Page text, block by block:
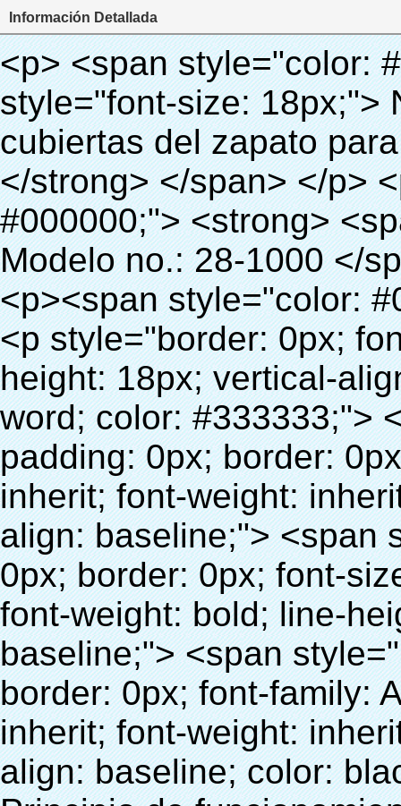
Información Detallada
<p> <span style="color: #000000;"> <strong> <span style="font-size: 18px;"> Nombre del producto: PVC cubiertas del zapato para Cubierta Dispenser </span> </strong> </span> </p> <p> <span style="color: #000000;"> <strong> <span style="font-size: 18px;"> Modelo no.: 28-1000 </span> </strong> </span> </p> <p><span style="color: #000000;">&nbsp;</span></p> <p style="border: 0px; font-family: Arial, Helvetica; line-height: 18px; vertical-align: baseline; word-wrap: break-word; color: #333333;"> <span style="margin: 0px; padding: 0px; border: 0px; font-size: 16px; font-style: inherit; font-weight: inherit; line-height: 24px; vertical-align: baseline;"> <span style="margin: 0px; padding: 0px; border: 0px; font-size: inherit; font-style: inherit; font-weight: bold; line-height: 24px; vertical-align: baseline;"> <span style="margin: 0px; padding: 0px; border: 0px; font-family: Arial; font-size: inherit; font-style: inherit; font-weight: inherit; line-height: 24px; vertical-align: baseline; color: black; background: lime;"> Principio de funcionamiento: </span> </span> </span> &nbsp;<span style="margin: 0px; padding: 0px; border: 0px; font-family: Arial; font-size: 14px; font-style: inherit; font-weight: inherit; line-height: 21px; vertical-align: baseline;"> Utilizar el principio de que la película retráctil se reducirá a la temperatura apropiada. Nuestra máquina de la cubierta <span style="margin: 0px; padding: 0px; border: 0px; font-size: inherit; font-style: inherit; font-weight: inherit; line-height: 21px; vertical-align: baseline;"> salidas y corta automáticamente la película y proporcionar aire caliente, </span> Sólo toma unos segundos para dejar la película volverá cubierta del zapato y cubierta tuyo zapatos. </span></p> <p style="border: 0px; font-family: Arial, Helvetica; line-height: 18px; vertical-align: baseline; word-wrap: break-word; color: #333333;"> <span style="margin: 0px; padding: 0px; border: 0px; font-family: Arial; font-size: 14px; font-style: inherit; font-weight: inherit; line-height: 21px; vertical-align: baseline;"> Este zapato cubierta puede <span style="margin: 0px; padding: 0px; border: 0px; font-size: inherit; font-style: inherit; font-weight: inherit; line-height: 21px; vertical-align: baseline;"> cubren los zapatos de diferentes tamaños, una capa de película cubrirá la parte inferior del zapato. </span> </span> </p> <p style="border: 0px; font-family: Arial, Helvetica; line-height: 18px; vertical-align: baseline; word-wrap: break-word; color: #333333;">&nbsp;</p> <p style="border: 0px; font-family: Arial, Helvetica; line-height: 18px; vertical-align: baseline; word-wrap: break-word; color: #333333;"> <span style="margin: 0px; padding: 0px; border: 0px; font-family: Arial; font-size: 16px; font-style: inherit; font-weight: inherit; line-height: 24px; vertical-align: baseline;"> <span style="margin: 0px; padding: 0px; border: 0px; font-size: inherit; font-style: inherit; font-weight: inherit; line-height: 24px; vertical-align: baseline; color: black; background: lime;"> <span style="margin: 0px; padding: 0px; border: 0px; font-size: inherit; font-style: inherit; font-weight: bold; line-height: 24px; vertical-align: baseline;"> Ventaja: </span> </span> </span> </p> <p style="border: 0px; font-family: Arial, Helvetica; line-height: 18px; vertical-align: baseline; word-wrap: break-word; color: #333333;">&nbsp;</p> <p style="border: 0px; font-family: Arial, Helvetica; line-height: 18px; vertical-align: baseline; word-wrap: break-word; color: #333333;"><span style="margin: 0px; padding: 0px; border: 0px; font-family: Arial; font-size: 10pt; font-style: inherit; font-weight: inherit; line-height: 20px; vertical-align: baseline;"><span style="margin: 0px; padding: 0px; border: 0px; font-size: medium; font-style: inherit; font-weight: inherit; line-height: 24px; vertical-align: baseline; color: black;"><span style="margin: 0px; padding: 0px; border: 0px; font-size: 14px; font-style: inherit; font-weight: inherit; line-height: 21px; vertical-align: baseline;"><span style="margin: 0px; padding: 0px; border: 0px; font-size: inherit; font-style: inherit; font-weight: inherit; line-height: 21px; vertical-align: baseline;">1</span></span><span style="margin: 0px; padding: 0px; border: 0px; font-size: large; font-style: inherit; font-weight: inherit; line-height: 27px; vertical-align: baseline;"><span style="margin: 0px; padding: 0px; border: 0px; font-size: 14px; font-style: inherit; font-weight: inherit; line-height: 21px; vertical-align: baseline;">. Gran capacidad, un rollo de película puede hacer 1000 unids (500 pares)